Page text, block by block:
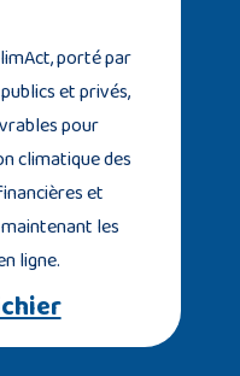
porté par
et privés,
pour
climatique des
et
les
ligne.